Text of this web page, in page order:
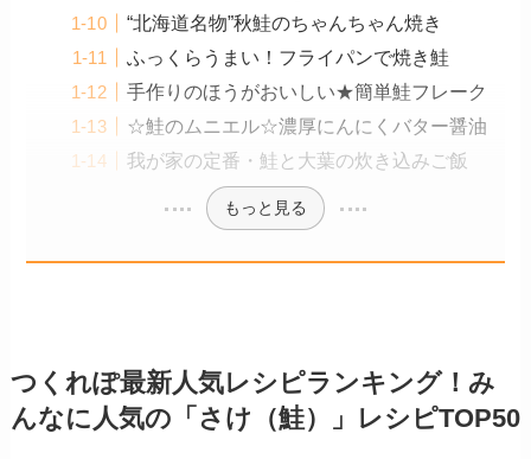
“北海道名物”秋鮭のちゃんちゃん焼き
ふっくらうまい！フライパンで焼き鮭
手作りのほうがおいしい★簡単鮭フレーク
☆鮭のムニエル☆濃厚にんにくバター醤油
我が家の定番・鮭と大葉の炊き込みご飯
もっと見る
つくれぽ最新人気レシピランキング！み
んなに人気の「さけ（鮭）」レシピTOP50